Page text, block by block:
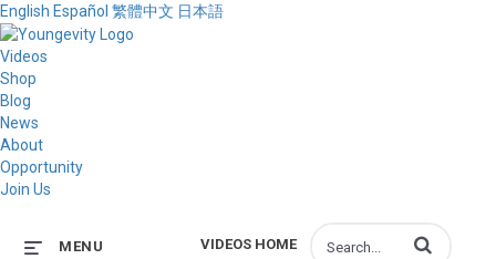
English Español 繁體中文 日本語
Videos
Shop
Blog
News
About
Opportunity
Join Us
VIDEOS HOME
MENU Enter terms to